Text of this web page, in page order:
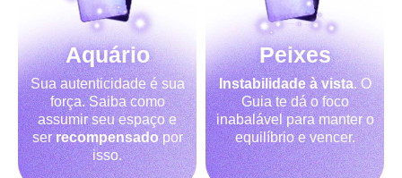
Aquário
Sua autenticidade é sua
força. Saiba como
assumir seu espaço e
serrecompensadopor
isso.
Peixes
Instabilidade à vista. O
Guia te dá o foco
inabalável para manter o
equilíbrio e vencer.